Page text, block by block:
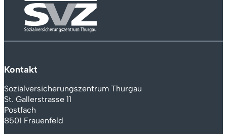
Kontakt
Sozialversicherungszentrum Thurgau
St. Gallerstrasse 11
Postfach
8501 Frauenfeld